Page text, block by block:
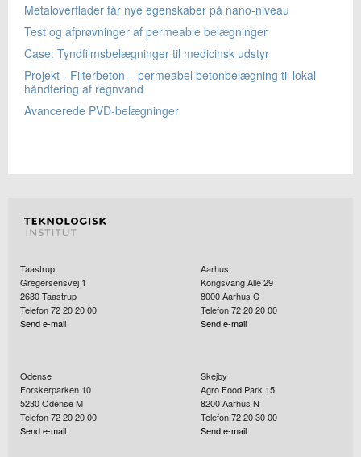
Metaloverflader får nye egenskaber på nano-niveau
Test og afprøvninger af permeable belægninger
Case: Tyndfilmsbelægninger til medicinsk udstyr
Projekt - Filterbeton – permeabel betonbelægning til lokal
håndtering af regnvand
Avancerede PVD-belægninger
Taastrup
Gregersensvej 1
2630Taastrup
Telefon 72 20 20 00
Send e-mail
Aarhus
Kongsvang Allé 29
8000Aarhus C
Telefon 72 20 20 00
Send e-mail
Odense
Forskerparken 10
5230Odense M
Telefon 72 20 20 00
Send e-mail
Skejby
Agro Food Park 15
8200Aarhus N
Telefon 72 20 30 00
Send e-mail